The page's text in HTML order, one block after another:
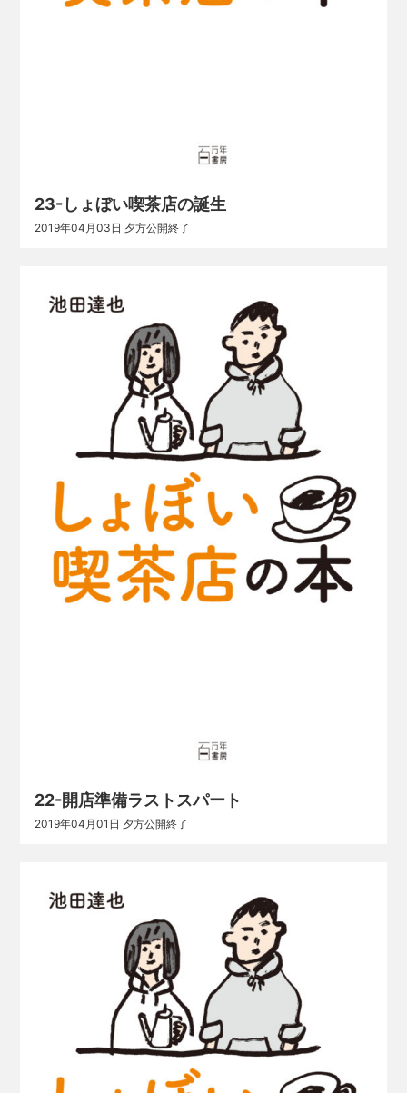
23-しょぼい喫茶店の誕生
2019年04月03日 夕方公開終了
22-開店準備ラストスパート
2019年04月01日 夕方公開終了